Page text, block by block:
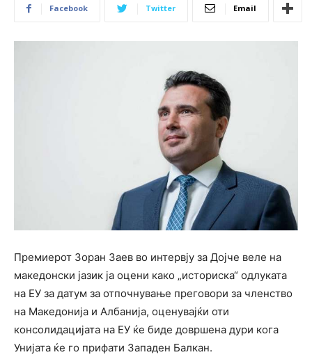
Facebook Twitter Email
Премиерот Зоран Заев во интервју за Дојче веле на
македонски јазик ја оцени како „историска“ одлуката
на ЕУ за датум за отпочнување преговори за членство
на Македонија и Албанија, оценувајќи оти
консолидацијата на ЕУ ќе биде довршена дури кога
Унијата ќе го прифати Западен Балкан.